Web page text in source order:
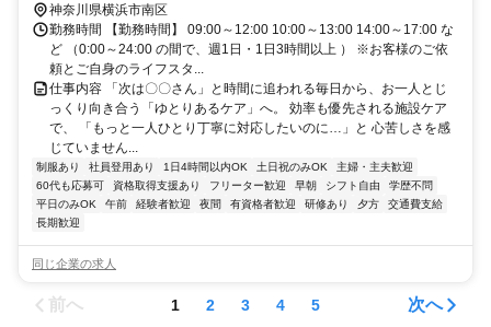
神奈川県横浜市南区
勤務時間 【勤務時間】 09:00～12:00 10:00～13:00 14:00～17:00 な
ど （0:00～24:00 の間で、週1日・1日3時間以上 ） ※お客様のご依
頼とご自身のライフスタ...
仕事内容 「次は〇〇さん」と時間に追われる毎日から、お一人とじ
っくり向き合う「ゆとりあるケア」へ。 効率も優先される施設ケア
で、 「もっと一人ひとり丁寧に対応したいのに…」と 心苦しさを感
じていません...
制服あり 社員登用あり 1日4時間以内OK 土日祝のみOK
主婦・主夫歓迎
60代も応募可
資格取得支援あり フリーター歓迎 早朝 シフト自由
学歴不問
平日のみOK
午前 経験者歓迎 夜間 有資格者歓迎 研修あり 夕方
交通費支給
長期歓迎
同じ企業の求人
前へ 1 2 3 4 5 次へ